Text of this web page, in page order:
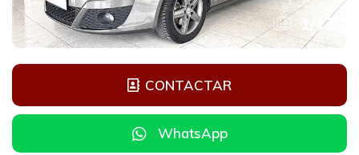
1/ 17
CONTACTAR
WhatsApp